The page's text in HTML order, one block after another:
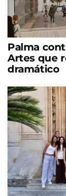
Palma
Artes que
dramático